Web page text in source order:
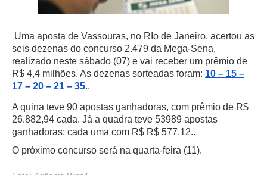
Uma aposta de Vassouras, no RIo de Janeiro, acertou as
seis dezenas do concurso 2.479 da Mega-Sena,
realizado neste sábado (07) e vai receber um prêmio de
R$ 4,4 milhões. As dezenas sorteadas foram: 10 – 15 –
17 – 20 – 21 – 35..
A quina teve 90 apostas ganhadoras, com prêmio de R$
26.882,94 cada. Já a quadra teve 53989 apostas
ganhadoras; cada uma com R$ R$ 577,12..
O próximo concurso será na quarta-feira (11).